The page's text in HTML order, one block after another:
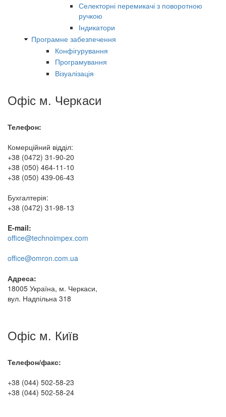
Селекторні перемикачі з поворотною
ручкою
Індикатори
Програмне забезпечення
Конфігурування
Програмування
Візуалізація
Офіс м. Черкаси
Телефон:
Комерційний відділ:
+38 (0472) 31-90-20
+38 (050) 464-11-10
+38 (050) 439-06-43
Бухгалтерія:
+38 (0472) 31-98-13
E-mail:
office@technoimpex.com
office@omron.com.ua
Адреса:
18005 Україна, м. Черкаси,
вул. Надпільна 318
Офіс м. Київ
Телефон/факс:
+38 (044) 502-58-23
+38 (044) 502-58-24